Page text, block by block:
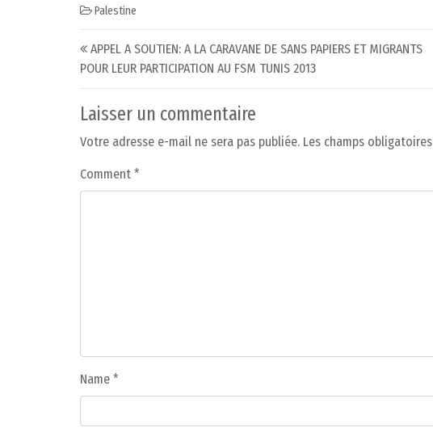
Palestine
Post navigation
APPEL A SOUTIEN: A LA CARAVANE DE SANS PAPIERS ET MIGRANTS
POUR LEUR PARTICIPATION AU FSM TUNIS 2013
Laisser un commentaire
Votre adresse e-mail ne sera pas publiée. Les champs
Comment *
Name *